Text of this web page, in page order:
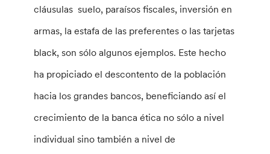
cláusulas suelo, paraísos fiscales, inversión en
armas, la estafa de las preferentes o las tarjetas
black, son sólo algunos ejemplos. Este hecho
ha propiciado el descontento de la población
hacia los grandes bancos, beneficiando así el
crecimiento de la banca ética no sólo a nivel
individual sino también a nivel de